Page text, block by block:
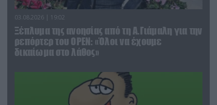
03.08.2026 | 19:02
Ξέπλυμα της ανοησίας από τη Α.Γιάμαλη για την
ρεπόρτερ του ΟΡΕΝ: «Όλοι να έχουμε
δικαίωμα στο λάθος»